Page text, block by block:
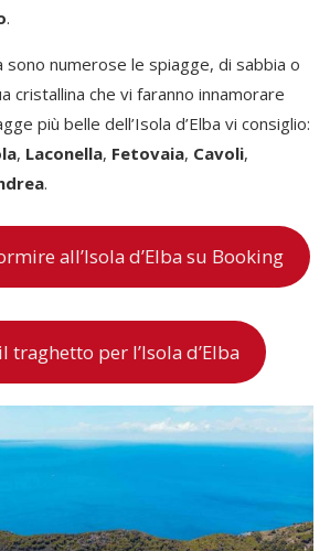
.
numerose le spiagge, di sabbia o
cristallina che vi faranno innamorare
più belle dell’Isola d’Elba vi consiglio:
, Laconella, Fetovaia, Cavoli,
.
all’Isola d’Elba su Booking
traghetto per l’Isola d’Elba